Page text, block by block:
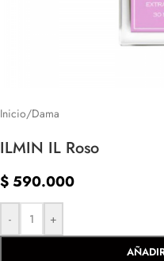
Inicio/Dama
ILMIN IL Roso
$ 590.000
- +